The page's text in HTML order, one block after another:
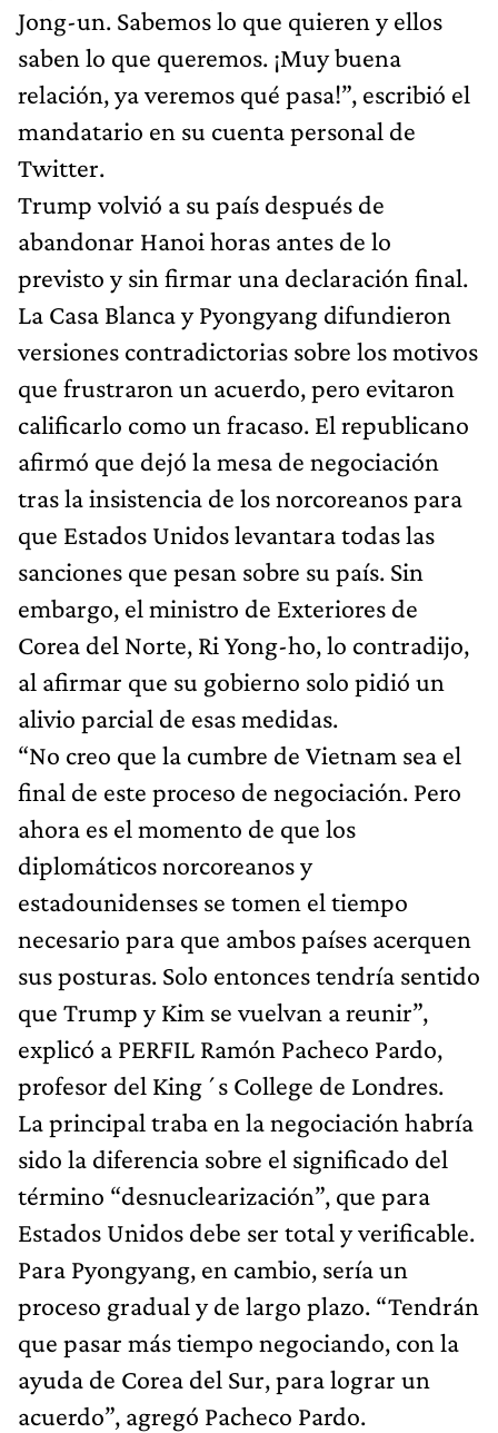
Jong-un. Sabemos lo que quieren y ellos
saben lo que queremos. ¡Muy buena
relación, ya veremos qué pasa!”, escribió el
mandatario en su cuenta personal de
Twitter.
Trump volvió a su país después de
abandonar Hanoi horas antes de lo
previsto y sin firmar una declaración final.
La Casa Blanca y Pyongyang difundieron
versiones contradictorias sobre los motivos
que frustraron un acuerdo, pero evitaron
calificarlo como un fracaso. El republicano
afirmó que dejó la mesa de negociación
tras la insistencia de los norcoreanos para
que Estados Unidos levantara todas las
sanciones que pesan sobre su país. Sin
embargo, el ministro de Exteriores de
Corea del Norte, Ri Yong-ho, lo contradijo,
al afirmar que su gobierno solo pidió un
alivio parcial de esas medidas.
“No creo que la cumbre de Vietnam sea el
final de este proceso de negociación. Pero
ahora es el momento de que los
diplomáticos norcoreanos y
estadounidenses se tomen el tiempo
necesario para que ambos países acerquen
sus posturas. Solo entonces tendría sentido
que Trump y Kim se vuelvan a reunir”,
explicó a PERFIL Ramón Pacheco Pardo,
profesor del King´s College de Londres.
La principal traba en la negociación habría
sido la diferencia sobre el significado del
término “desnuclearización”, que para
Estados Unidos debe ser total y verificable.
Para Pyongyang, en cambio, sería un
proceso gradual y de largo plazo. “Tendrán
que pasar más tiempo negociando, con la
ayuda de Corea del Sur, para lograr un
acuerdo”, agregó Pacheco Pardo.